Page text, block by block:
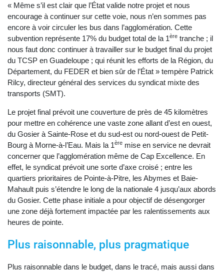
« Même s’il est clair que l’État valide notre projet et nous
encourage à continuer sur cette voie, nous n’en sommes pas
encore à voir circuler les bus dans l’agglomération. Cette
subvention représente 17% du budget total de la 1ère tranche ; il
nous faut donc continuer à travailler sur le budget final du projet
du TCSP en Guadeloupe ; qui réunit les efforts de la Région, du
Département, du FEDER et bien sûr de l’État » tempère Patrick
Rilcy, directeur général des services du syndicat mixte des
transports (SMT).
Le projet final prévoit une couverture de près de 45 kilomètres
pour mettre en cohérence une vaste zone allant d’est en ouest,
du Gosier à Sainte-Rose et du sud-est ou nord-ouest de Petit-
Bourg à Morne-à-l’Eau. Mais la 1ère mise en service ne devrait
concerner que l’agglomération même de Cap Excellence. En
effet, le syndicat prévoit une sorte d’axe croisé ; entre les
quartiers prioritaires de Pointe-à-Pitre, les Abymes et Baie-
Mahault puis s’étendre le long de la nationale 4 jusqu’aux abords
du Gosier. Cette phase initiale a pour objectif de désengorger
une zone déjà fortement impactée par les ralentissements aux
heures de pointe.
Plus raisonnable, plus pragmatique
Plus raisonnable dans le budget, dans le tracé, mais aussi dans